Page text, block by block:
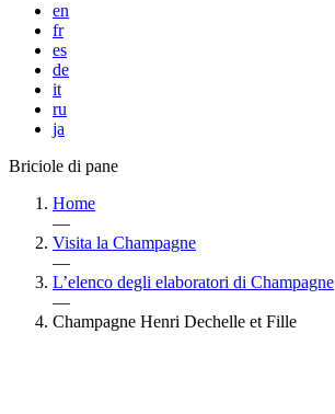
en
fr
es
de
it
ru
ja
Briciole di pane
Home
—
Visita la Champagne
—
L’elenco degli elaboratori di Champagne
—
Champagne Henri Dechelle et Fille